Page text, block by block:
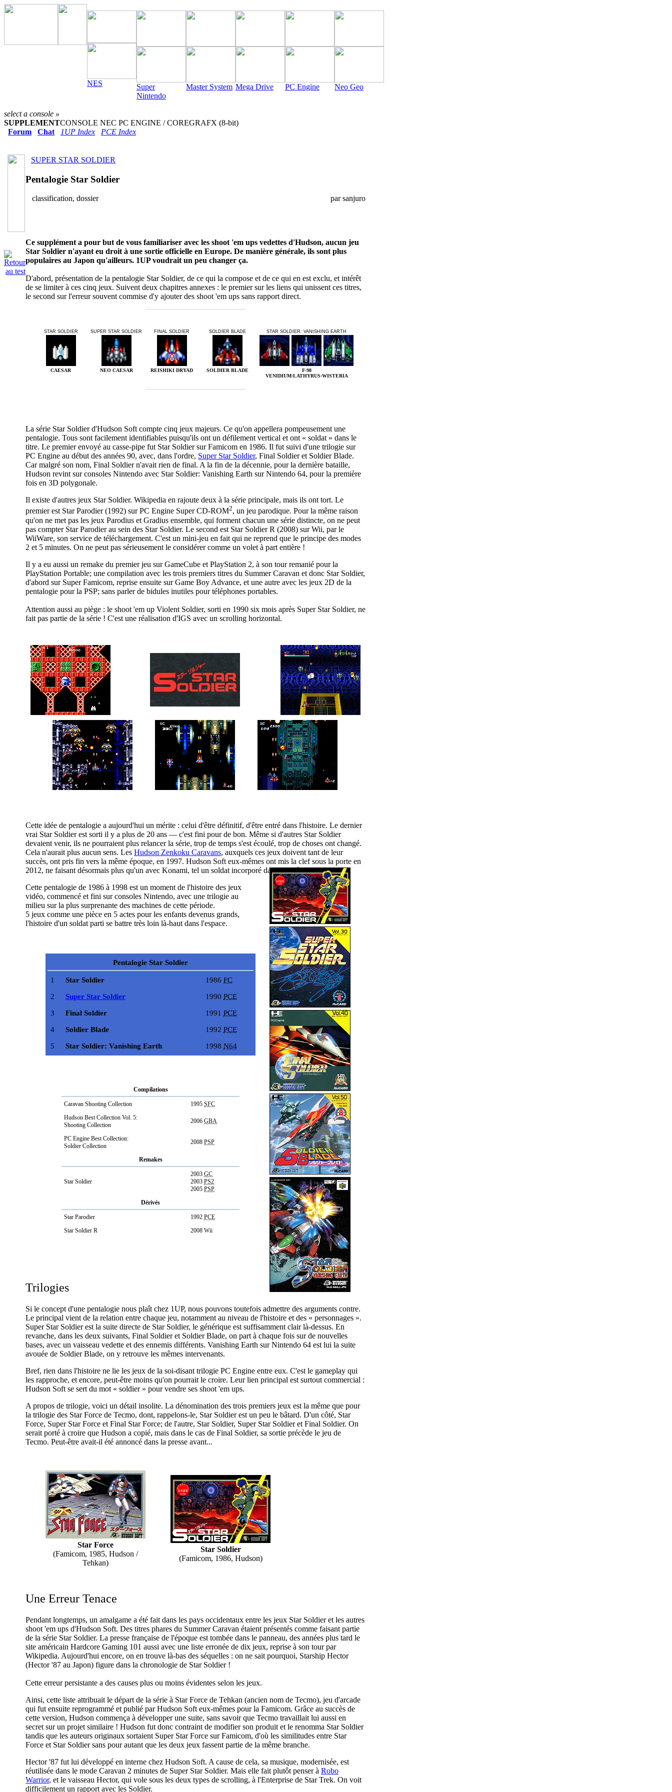
NES
Super
Nintendo
Master System Mega Drive PC Engine Neo Geo
select a console »
SUPPLEMENTCONSOLE NEC PC ENGINE / COREGRAFX (8-bit)
Forum
Chat 1UP Index PCE Index
SUPER STAR SOLDIER
Pentalogie Star Soldier
par sanjuro
classification, dossier
Ce supplément a pour but de vous familiariser avec les shoot 'em ups vedettes d'Hudson, aucun jeu
Star Soldier n'ayant eu droit à une sortie officielle en Europe. De manière générale, ils sont plus
populaires au Japon qu'ailleurs. 1UP voudrait un peu changer ça.
D'abord, présentation de la pentalogie Star Soldier, de ce qui la compose et de ce qui en est exclu, et intérêt
de se limiter à ces cinq jeux. Suivent deux chapitres annexes : le premier sur les liens qui unissent ces titres,
le second sur l'erreur souvent commise d'y ajouter des shoot 'em ups sans rapport direct.
STAR SOLDIER
CAESAR
SUPER STAR SOLDIER
NEO CAESAR
FINAL SOLDIER
REISHIKI DRYAD
SOLDIER BLADE
SOLDIER BLADE
STAR SOLDIER: VANISHING EARTH
F-98
VENIDIUM·LATHYRUS·WISTERIA
La série Star Soldier d'Hudson Soft compte cinq jeux majeurs. Ce qu'on appellera pompeusement une
pentalogie. Tous sont facilement identifiables puisqu'ils ont un défilement vertical et ont « soldat » dans le
titre. Le premier envoyé au casse-pipe fut Star Soldier sur Famicom en 1986. Il fut suivi d'une trilogie sur
PC Engine au début des années 90, avec, dans l'ordre, Super Star Soldier, Final Soldier et Soldier Blade.
Car malgré son nom, Final Soldier n'avait rien de final. A la fin de la décennie, pour la dernière bataille,
Hudson revint sur consoles Nintendo avec Star Soldier: Vanishing Earth sur Nintendo 64, pour la première
fois en 3D polygonale.
Il existe d'autres jeux Star Soldier. Wikipedia en rajoute deux à la série principale, mais ils ont tort. Le
premier est Star Parodier (1992) sur PC Engine Super CD-ROM2, un jeu parodique. Pour la même raison
qu'on ne met pas les jeux Parodius et Gradius ensemble, qui forment chacun une série distincte, on ne peut
pas compter Star Parodier au sein des Star Soldier. Le second est Star Soldier R (2008) sur Wii, par le
WiiWare, son service de téléchargement. C'est un mini-jeu en fait qui ne reprend que le principe des modes
2 et 5 minutes. On ne peut pas sérieusement le considérer comme un volet à part entière !
Il y a eu aussi un remake du premier jeu sur GameCube et PlayStation 2, à son tour remanié pour la
PlayStation Portable; une compilation avec les trois premiers titres du Summer Caravan et donc Star Soldier,
d'abord sur Super Famicom, reprise ensuite sur Game Boy Advance, et une autre avec les jeux 2D de la
pentalogie pour la PSP; sans parler de bidules inutiles pour téléphones portables.
Attention aussi au piège : le shoot 'em up Violent Soldier, sorti en 1990 six mois après Super Star Soldier, ne
fait pas partie de la série ! C'est une réalisation d'IGS avec un scrolling horizontal.
Cette idée de pentalogie a aujourd'hui un mérite : celui d'être définitif, d'être entré dans l'histoire. Le dernier
vrai Star Soldier est sorti il y a plus de 20 ans — c'est fini pour de bon. Même si d'autres Star Soldier
devaient venir, ils ne pourraient plus relancer la série, trop de temps s'est écoulé, trop de choses ont changé.
Cela n'aurait plus aucun sens. Les Hudson Zenkoku Caravans, auxquels ces jeux doivent tant de leur
succès, ont pris fin vers la même époque, en 1997. Hudson Soft eux-mêmes ont mis la clef sous la porte en
2012, ne faisant désormais plus qu'un avec Konami, tel un soldat incorporé dans l'armée vainqueur.
Cette pentalogie de 1986 à 1998 est un moment de l'histoire des jeux
vidéo, commencé et fini sur consoles Nintendo, avec une trilogie au
milieu sur la plus surprenante des machines de cette période.
5 jeux comme une pièce en 5 actes pour les enfants devenus grands,
l'histoire d'un soldat parti se battre très loin là-haut dans l'espace.
Pentalogie Star Soldier
1 Star Soldier 1986 FC
2 Super Star Soldier 1990 PCE
3 Final Soldier 1991 PCE
4 Soldier Blade 1992 PCE
5 Star Soldier: Vanishing Earth 1998 N64
Compilations
Caravan Shooting Collection 1995 SFC
Hudson Best Collection Vol. 5:
Shooting Collection
2006 GBA
PC Engine Best Collection:
Soldier Collection
2008 PSP
Remakes
Star Soldier
2003 GC
2003 PS2
2005 PSP
Dérivés
Star Parodier 1992 PCE
Star Soldier R
2008 Wii
Trilogies
Si le concept d'une pentalogie nous plaît chez 1UP, nous pouvons toutefois admettre des arguments contre.
Le principal vient de la relation entre chaque jeu, notamment au niveau de l'histoire et des « personnages ».
Super Star Soldier est la suite directe de Star Soldier, le générique est suffisamment clair là-dessus. En
revanche, dans les deux suivants, Final Soldier et Soldier Blade, on part à chaque fois sur de nouvelles
bases, avec un vaisseau vedette et des ennemis différents. Vanishing Earth sur Nintendo 64 est lui la suite
avouée de Soldier Blade, on y retrouve les mêmes intervenants.
Bref, rien dans l'histoire ne lie les jeux de la soi-disant trilogie PC Engine entre eux. C'est le gameplay qui
les rapproche, et encore, peut-être moins qu'on pourrait le croire. Leur lien principal est surtout commercial :
Hudson Soft se sert du mot « soldier » pour vendre ses shoot 'em ups.
A propos de trilogie, voici un détail insolite. La dénomination des trois premiers jeux est la même que pour
la trilogie des Star Force de Tecmo, dont, rappelons-le, Star Soldier est un peu le bâtard. D'un côté, Star
Force, Super Star Force et Final Star Force; de l'autre, Star Soldier, Super Star Soldier et Final Soldier. On
serait porté à croire que Hudson a copié, mais dans le cas de Final Soldier, sa sortie précède le jeu de
Tecmo. Peut-être avait-il été annoncé dans la presse avant...
Star Force
(Famicom, 1985, Hudson /
Tehkan)
Star Soldier
(Famicom, 1986, Hudson)
Une Erreur Tenace
Pendant longtemps, un amalgame a été fait dans les pays occidentaux entre les jeux Star Soldier et les autres
shoot 'em ups d'Hudson Soft. Des titres phares du Summer Caravan étaient présentés comme faisant partie
de la série Star Soldier. La presse française de l'époque est tombée dans le panneau, des années plus tard le
site américain Hardcore Gaming 101 aussi avec une liste erronée de dix jeux, reprise à son tour par
Wikipedia. Aujourd'hui encore, on en trouve là-bas des séquelles : on ne sait pourquoi, Starship Hector
(Hector '87 au Japon) figure dans la chronologie de Star Soldier !
Cette erreur persistante a des causes plus ou moins évidentes selon les jeux.
Ainsi, cette liste attribuait le départ de la série à Star Force de Tehkan (ancien nom de Tecmo), jeu d'arcade
qui fut ensuite reprogrammé et publié par Hudson Soft eux-mêmes pour la Famicom. Grâce au succès de
cette version, Hudson commença à développer une suite, sans savoir que Tecmo travaillait lui aussi en
secret sur un projet similaire ! Hudson fut donc contraint de modifier son produit et le renomma Star Soldier
tandis que les auteurs originaux sortaient Super Star Force sur Famicom, d'où les similitudes entre Star
Force et Star Soldier sans pour autant que les deux jeux fassent partie de la même branche.
Hector '87 fut lui développé en interne chez Hudson Soft. A cause de cela, sa musique, modernisée, est
réutilisée dans le mode Caravan 2 minutes de Super Star Soldier. Mais elle fait plutôt penser à Robo
Warrior, et le vaisseau Hector, qui vole sous les deux types de scrolling, à l'Enterprise de Star Trek. On voit
difficilement un rapport avec les Soldier.